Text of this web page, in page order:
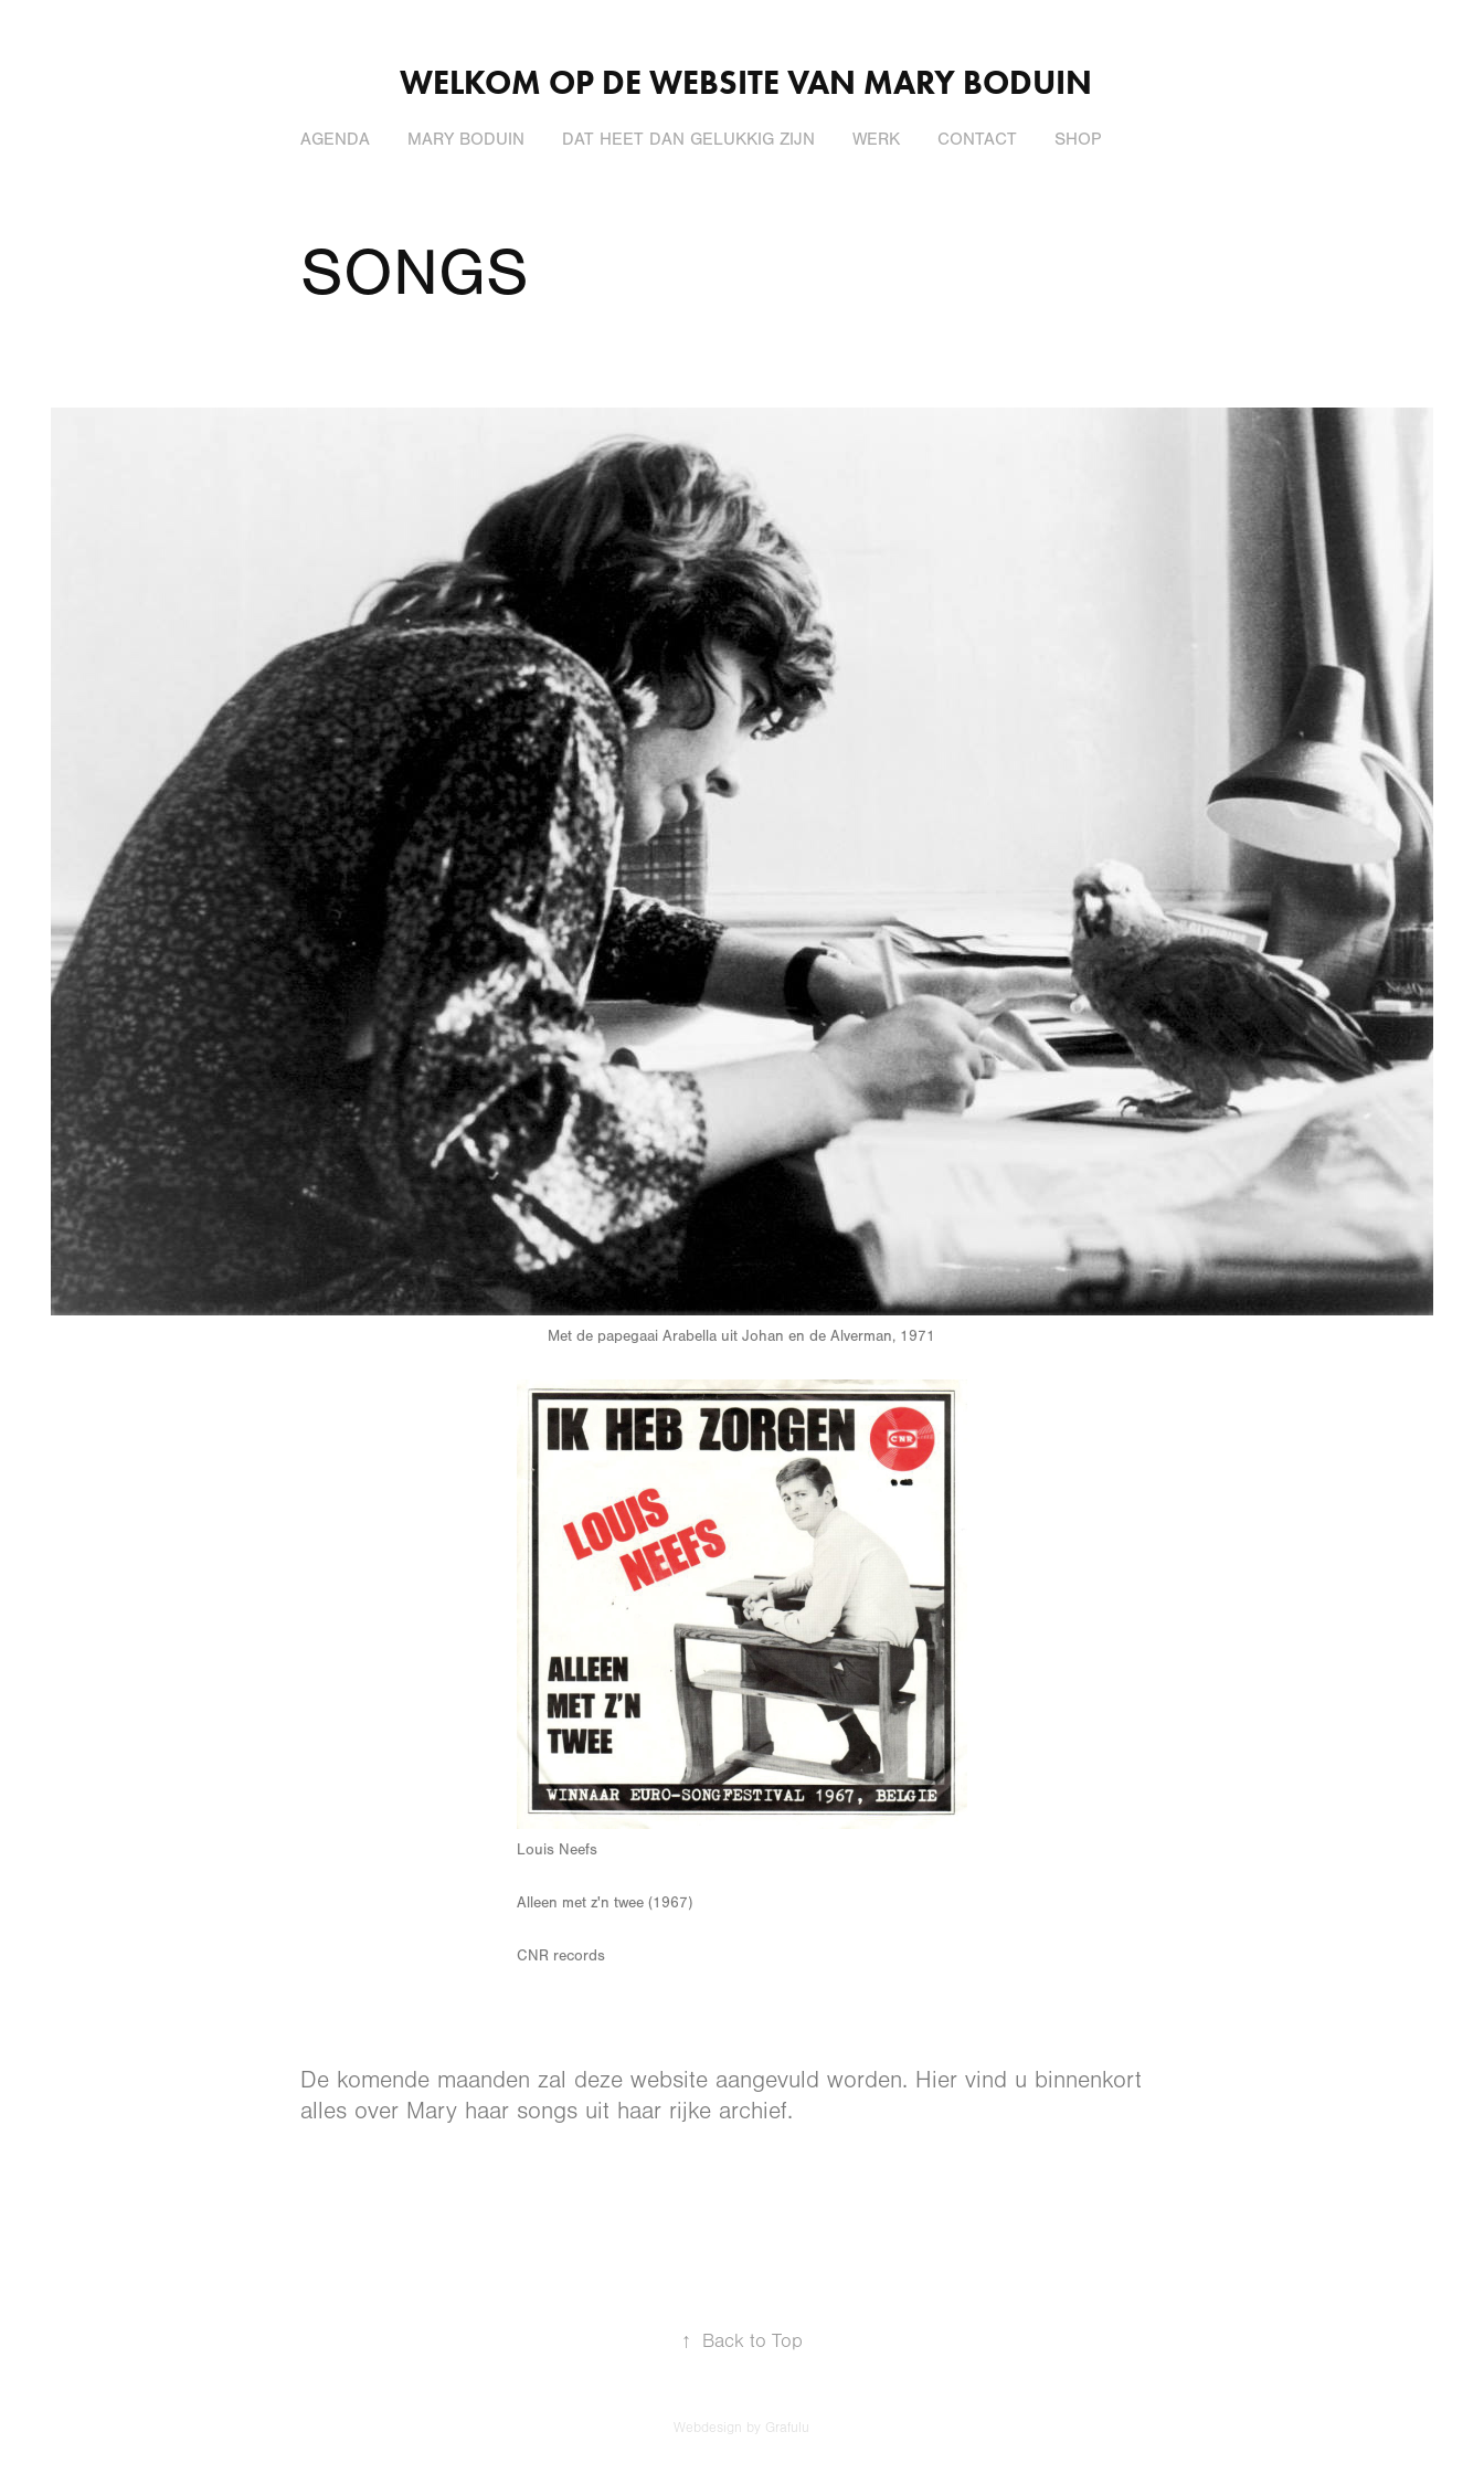
WELKOM OP DE WEBSITE VAN MARY BODUIN
AGENDA MARY BODUIN DAT HEET DAN GELUKKIG ZIJN WERK CONTACT SHOP
SONGS
Met de papegaai Arabella uit Johan en de Alverman, 1971
Louis Neefs
Alleen met z'n twee (1967)
CNR records
De komende maanden zal deze website aangevuld worden. Hier vind u binnenkort
alles over Mary haar songs uit haar rijke archief.
↑ Back to Top
Webdesign by Grafulu